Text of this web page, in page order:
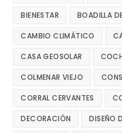
BIENESTAR BOADILLA
CAMBIO CLIMÁTICO
CASA GEOSOLAR
COLMENAR VIEJO
CORRAL CERVANTES
DECORACIÓN DISEÑO